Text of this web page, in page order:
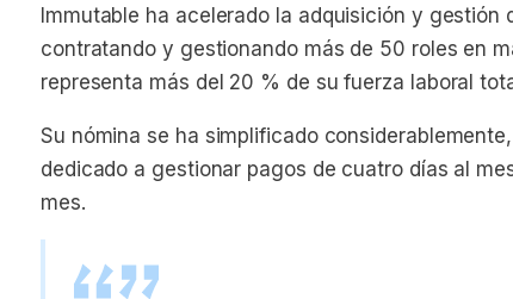
Immutable ha acelerado la adquisición y gestión
contratando y gestionando más de 50 roles en
representa más del 20 % de su fuerza laboral
Su nómina se ha simplificado
dedicado a gestionar pagos de cuatro días al
mes.